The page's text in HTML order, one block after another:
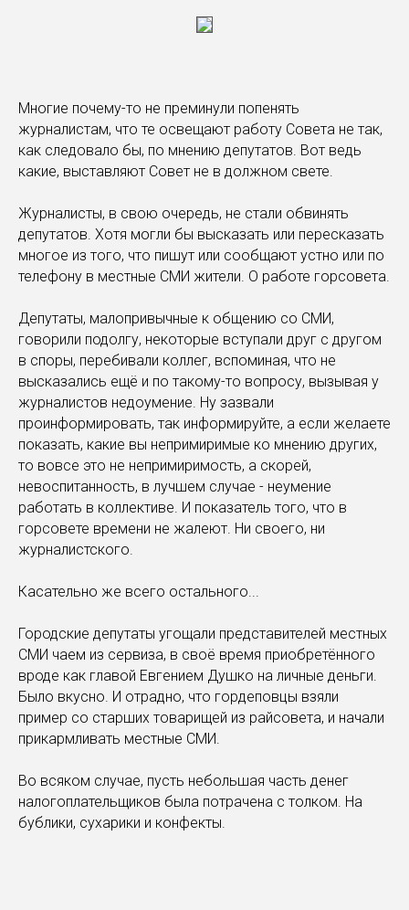
Многие почему-то не преминули попенять
журналистам, что те освещают работу Совета не так,
как следовало бы, по мнению депутатов. Вот ведь
какие, выставляют Совет не в должном свете.
Журналисты, в свою очередь, не стали обвинять
депутатов. Хотя могли бы высказать или пересказать
многое из того, что пишут или сообщают устно или по
телефону в местные СМИ жители. О работе горсовета.
Депутаты, малопривычные к общению со СМИ,
говорили подолгу, некоторые вступали друг с другом
в споры, перебивали коллег, вспоминая, что не
высказались ещё и по такому-то вопросу, вызывая у
журналистов недоумение. Ну зазвали
проинформировать, так информируйте, а если желаете
показать, какие вы непримиримые ко мнению других,
то вовсе это не непримиримость, а скорей,
невоспитанность, в лучшем случае - неумение
работать в коллективе. И показатель того, что в
горсовете времени не жалеют. Ни своего, ни
журналистского.
Касательно же всего остального...
Городские депутаты угощали представителей местных
СМИ чаем из сервиза, в своё время приобретённого
вроде как главой Евгением Душко на личные деньги.
Было вкусно. И отрадно, что гордеповцы взяли
пример со старших товарищей из райсовета, и начали
прикармливать местные СМИ.
Во всяком случае, пусть небольшая часть денег
налогоплательщиков была потрачена с толком. На
бублики, сухарики и конфекты.